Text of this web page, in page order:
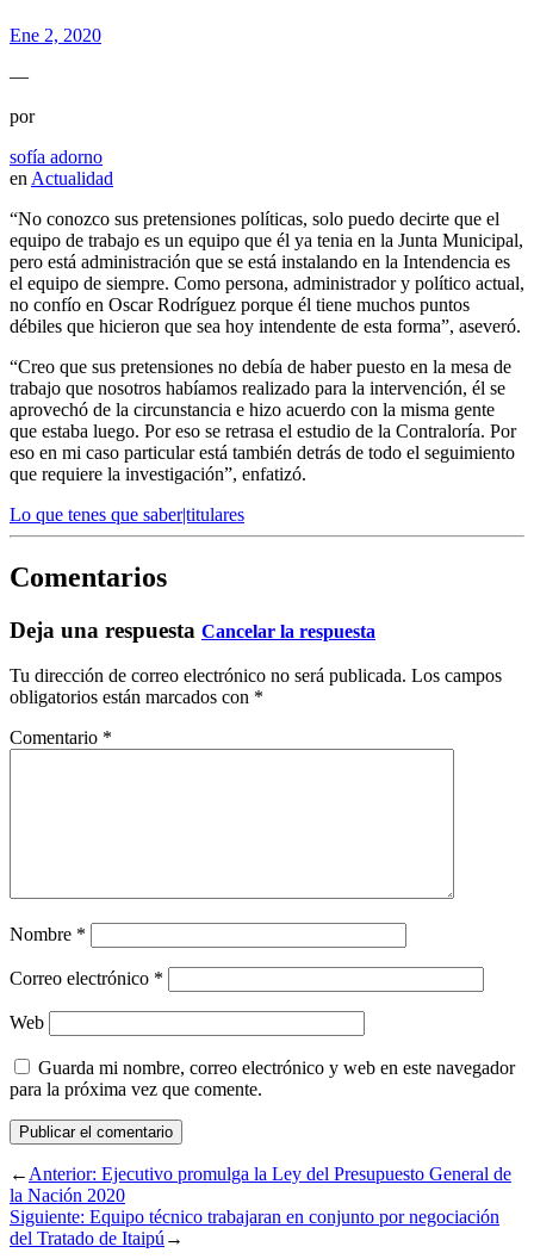
Ene 2, 2020
—
por
sofía adorno
en Actualidad
“No conozco sus pretensiones políticas, solo puedo decirte que el
equipo de trabajo es un equipo que él ya tenia en la Junta Municipal,
pero está administración que se está instalando en la Intendencia es
el equipo de siempre. Como persona, administrador y político actual,
no confío en Oscar Rodríguez porque él tiene muchos puntos
débiles que hicieron que sea hoy intendente de esta forma”, aseveró.
“Creo que sus pretensiones no debía de haber puesto en la mesa de
trabajo que nosotros habíamos realizado para la intervención, él se
aprovechó de la circunstancia e hizo acuerdo con la misma gente
que estaba luego. Por eso se retrasa el estudio de la Contraloría. Por
eso en mi caso particular está también detrás de todo el seguimiento
que requiere la investigación”, enfatizó.
Lo que tenes que saber|titulares
Comentarios
Deja una respuesta Cancelar la respuesta
Tu dirección de correo electrónico no será publicada. Los campos
obligatorios están marcados con *
Comentario *
Nombre *
Correo electrónico *
Web
Guarda mi nombre, correo electrónico y web en este navegador
para la próxima vez que comente.
←Anterior: Ejecutivo promulga la Ley del Presupuesto General de
la Nación 2020
Siguiente: Equipo técnico trabajaran en conjunto por negociación
del Tratado de Itaipú→